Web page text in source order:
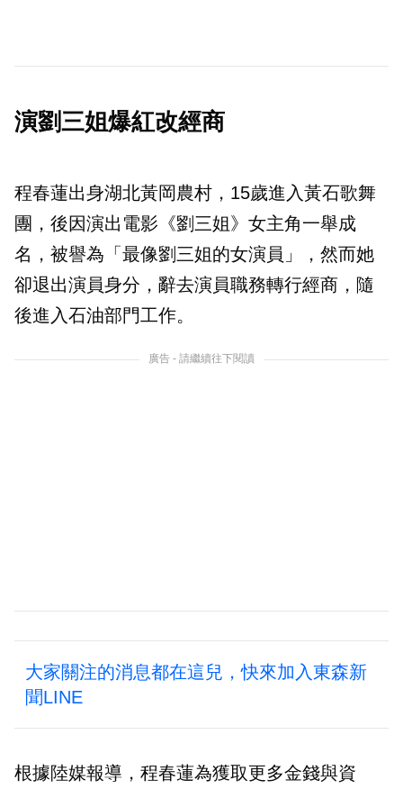
演劉三姐爆紅改經商
程春蓮出身湖北黃岡農村，15歲進入黃石歌舞
團，後因演出電影《劉三姐》女主角一舉成
名，被譽為「最像劉三姐的女演員」，然而她
卻退出演員身分，辭去演員職務轉行經商，隨
後進入石油部門工作。
廣告 - 請繼續往下閱讀
大家關注的消息都在這兒，快來加入東森新
聞LINE
根據陸媒報導，程春蓮為獲取更多金錢與資